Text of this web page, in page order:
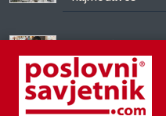
31.07.2026.
Domaća vina bez
hrvatskih potrošača